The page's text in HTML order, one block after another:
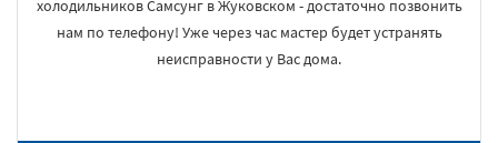
холодильников Самсунг в Жуковском - достаточно позвонить
нам по телефону! Уже через час мастер будет устранять
неисправности у Вас дома.